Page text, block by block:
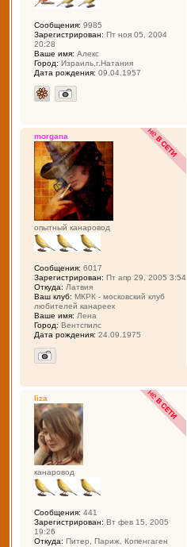
Сообщения: 9985
Зарегистрирован: Пт ноя 05, 2004
20:28
Ваше имя: Алекс
Город: Израиль,г.Натания
Дата рождения: 09.04.1957
morgana
опытный канаровод
Сообщения: 6017
Зарегистрирован: Пт апр 29, 2005 3:54
Откуда: Латвия
Ваш клуб: МКРК - московский клуб
любителей канареек
Ваше имя: Лена
Город: Вентспилс
Дата рождения: 24.09.1975
liza
канаровод
Сообщения: 441
Зарегистрирован: Вт фев 15, 2005
19:26
Откуда: Питер, Париж, Копенгаген